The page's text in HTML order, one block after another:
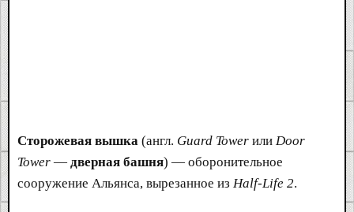
Сторожевая вышка (англ. Guard Tower или Door
Tower — дверная башня) — оборонительное
сооружение Альянса, вырезанное из Half-Life 2.